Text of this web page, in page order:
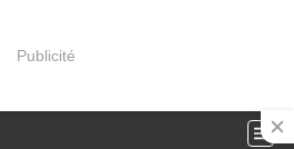
Publicité